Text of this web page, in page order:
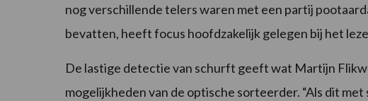
nog verschillende telers waren met een partij
bevatten, heeft focus hoofdzakelijk gelegen bij het
De lastige detectie van schurft geeft wat Martijn
mogelijkheden van de optische sorteerder. “Als dit